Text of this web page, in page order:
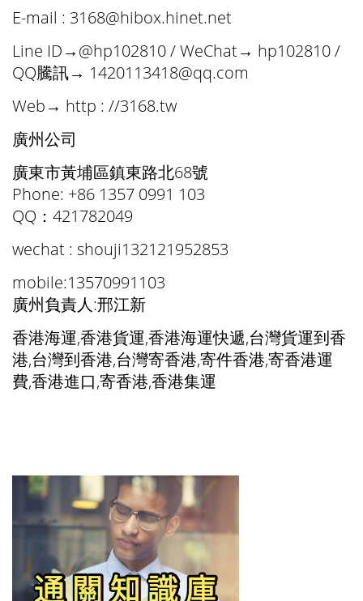
E-mail : 3168@hibox.hinet.net
Line ID→@hp102810 / WeChat→ hp102810 /
QQ騰訊→ 1420113418@qq.com
Web→ http : //3168.tw
廣州公司
廣東市黃埔區鎮東路北68號
Phone: +86 1357 0991 103
QQ：421782049
wechat : shouji132121952853
mobile:13570991103
廣州負責人:邢江新
香港海運,香港貨運,香港海運快遞,台灣貨運到香
港,台灣到香港,台灣寄香港,寄件香港,寄香港運
費,香港進口,寄香港,香港集運